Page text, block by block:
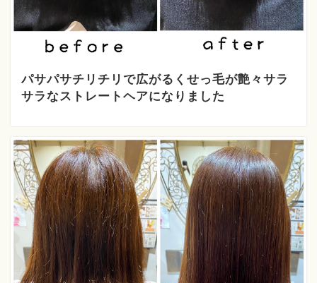
パサパサチリチリで広がるくせっ毛が艶々サラ
サラなストレートヘアになりました